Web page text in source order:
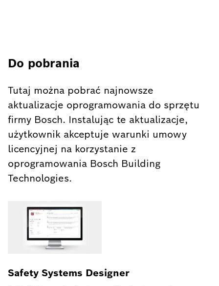
Do pobrania
Tutaj można pobrać najnowsze
aktualizacje oprogramowania do sprzętu
firmy Bosch. Instalując te aktualizacje,
użytkownik akceptuje warunki umowy
licencyjnej na korzystanie z
oprogramowania Bosch Building
Technologies.
Safety Systems Designer